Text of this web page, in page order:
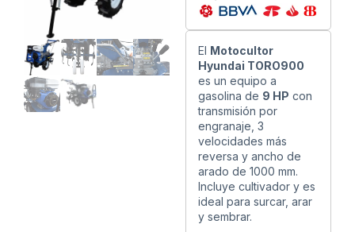
El Motocultor
Hyundai TORO900
es un equipo a
gasolina de 9 HP con
transmisión por
engranaje, 3
velocidades más
reversa y ancho de
arado de 1000 mm.
Incluye cultivador y es
ideal para surcar, arar
y sembrar.